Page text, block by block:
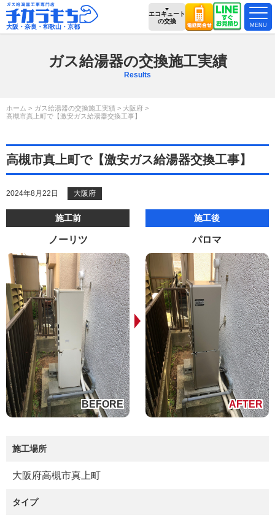
大阪・奈良・和歌山・京都
エコキュート
の交換
ガス給湯器の交換施工実績
Results
ホーム ガス給湯器の交換施工実績
大阪府
高槻市真上町で【激安ガス給湯器交換工事】
高槻市真上町で【激安ガス給湯器交換工事】
2024年8月22日 大阪府
施工前
ノーリツ
施工後
パロマ
施工場所
大阪府高槻市真上町
タイプ